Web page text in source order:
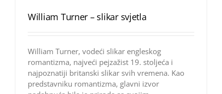
William Turner – slikar svjetla
William Turner, vodeći slikar engleskog
romantizma, najveći pejzažist 19. stoljeća i
najpoznatiji britanski slikar svih vremena. Kao
predstavniku romantizma, glavni izvor